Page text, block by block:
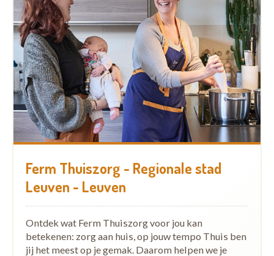
Ferm Thuiszorg - Regionale stad
Leuven - Leuven
Ontdek wat Ferm Thuiszorg voor jou kan
betekenen: zorg aan huis, op jouw tempo Thuis ben
jij het meest op je gemak. Daarom helpen we je